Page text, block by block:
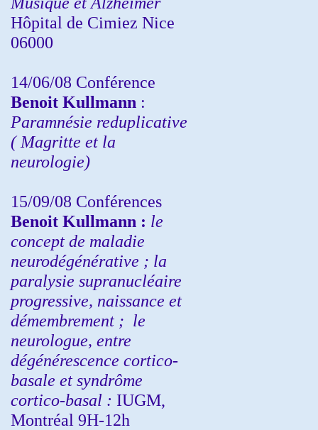
Hôpital de Cimiez Nice
06000
14/06/08 Conférence
Benoit Kullmann :
Paramnésie reduplicative
( Magritte et la
neurologie)
15/09/08 Conférences
Benoit Kullmann : le
concept de maladie
neurodégénérative ; la
paralysie supranucléaire
progressive, naissance et
démembrement ; le
neurologue, entre
dégénérescence cortico-
basale et syndrôme
cortico-basal : IUGM,
Montréal 9H-12h